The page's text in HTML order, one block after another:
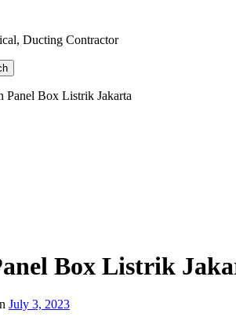
Ducting Contractor
Panel Box Listrik Jakarta
Box Listrik
July 3, 2023